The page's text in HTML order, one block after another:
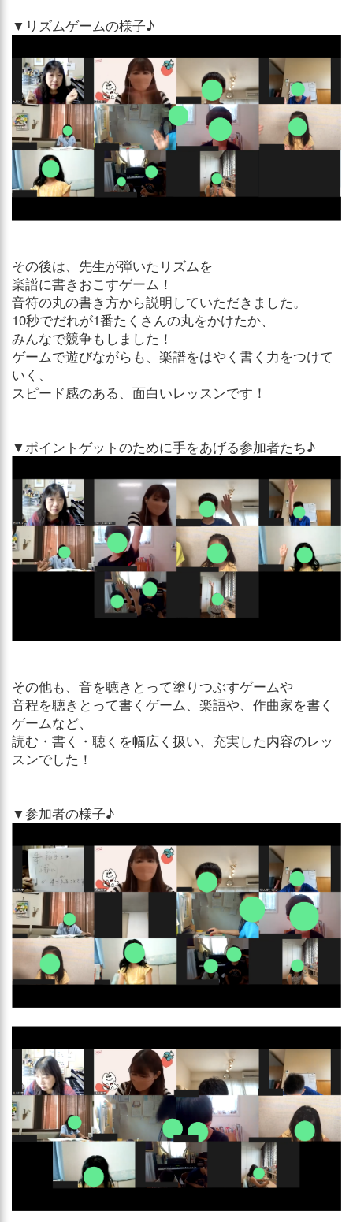
▼リズムゲームの様子♪
その後は、先生が弾いたリズムを
楽譜に書きおこすゲーム！
音符の丸の書き方から説明していただきました。
10秒でだれが1番たくさんの丸をかけたか、
みんなで競争もしました！
ゲームで遊びながらも、楽譜をはやく書く力をつけて
いく、
スピード感のある、面白いレッスンです！
▼ポイントゲットのために手をあげる参加者たち♪
その他も、音を聴きとって塗りつぶすゲームや
音程を聴きとって書くゲーム、楽語や、作曲家を書く
ゲームなど、
読む・書く・聴くを幅広く扱い、充実した内容のレッ
スンでした！
▼参加者の様子♪